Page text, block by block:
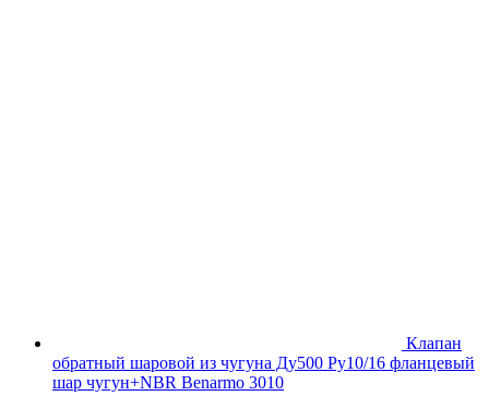
Клапан
обратный шаровой из чугуна Ду500 Ру10/16 фланцевый
шар чугун+NBR Benarmo 3010